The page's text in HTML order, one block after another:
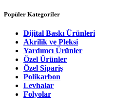
Popüler Kategoriler
Dijital Baskı Ürünleri
Akrilik ve Pleksi
Yardımcı Ürünler
Özel Ürünler
Özel Sipariş
Polikarbon
Levhalar
Folyolar